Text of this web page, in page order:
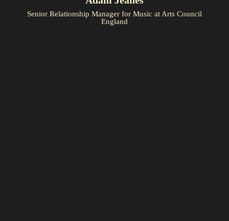
Senior Relationship Manager for Music at Arts Council
England